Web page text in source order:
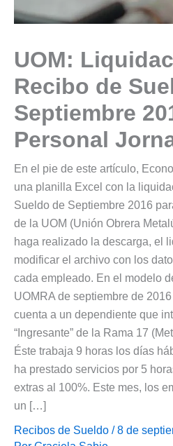
UOM:
Recibo de
Septiembre
Personal
En el pie de este artículo,
una planilla Excel con la
Sueldo de Septiembre 2016
de la UOM (Unión Obrera
haga realizado la descarga, el
modificar el archivo con los
cada empleado. En el modelo
UOMRA de septiembre de
cuenta a un dependiente que
“Ingresante” de la Rama 17
Éste trabaja 9 horas los días
ha prestado servicios por 5
extras al 100%. Este mes, los
un […]
Recibos de Sueldo / 8 de